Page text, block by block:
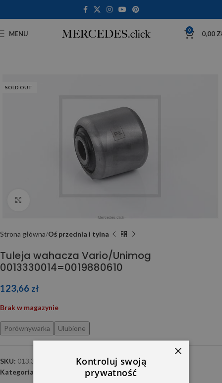
MENU 0 0,00
SOLD OUT
Strona główna Oś przednia i tylna
Tuleja wahacza Vario/Unimog
0013330014=0019880610
123,66 zł
Brak w magazynie
Porównywarka Ulubione
SKU: 013.344-00A
Kategoria:
Oś przednia i tylna
×
Kontroluj swoją
prywatność